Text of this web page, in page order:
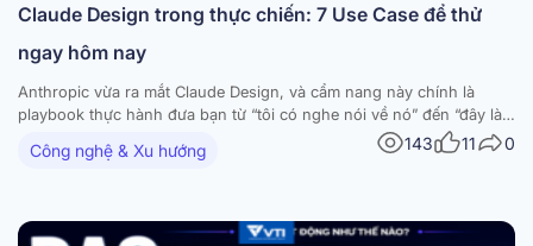
Claude Design trong thực chiến: 7 Use Case để thử
ngay hôm nay
Anthropic vừa ra mắt Claude Design, và cẩm nang này chính là
playbook thực hành đưa bạn từ “tôi có nghe nói về nó” đến “đây là
thứ tôi đã build được hôm nay”. Tài liệu tập hợp 7 workflow dùng-
được-ngay — mỗi workflow đi kèm hướng dẫn từng bước,…
Công nghệ & Xu hướng 143 11 0